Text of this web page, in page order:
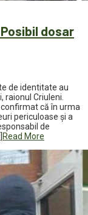
dosar
de identitate au
raionul Criuleni.
că în urma
periculoase și a
de
Read More